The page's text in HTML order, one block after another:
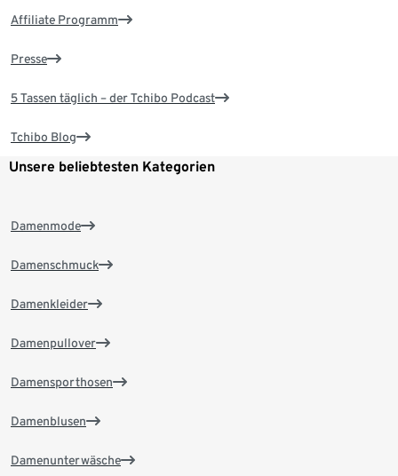
Affiliate Programm
Presse
5 Tassen täglich – der Tchibo Podcast
Tchibo Blog
Unsere beliebtesten Kategorien
Damenmode
Damenschmuck
Damenkleider
Damenpullover
Damensporthosen
Damenblusen
Damenunterwäsche